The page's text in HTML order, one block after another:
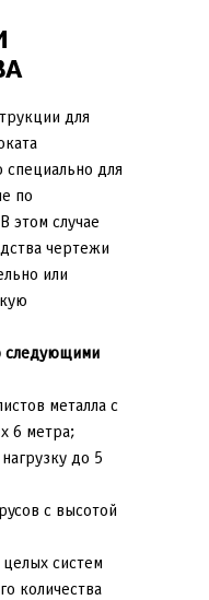
для
для
по
этом случае
чертежи
или
следующими
металла с
6 метра;
до 5
с высотой
систем
количества